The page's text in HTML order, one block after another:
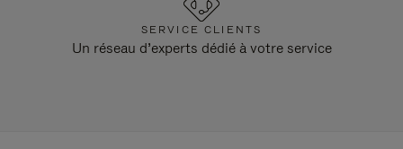
SERVICE CLIENTS
Un réseau d’experts dédié à votre service